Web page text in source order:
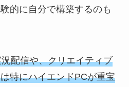
的に自分で構築するのも
配信や、クリエイティブ
特にハイエンドPCが重宝